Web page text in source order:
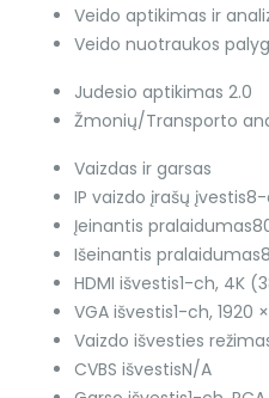
Veido aptikimas ir
Veido nuotraukos
Judesio aptikimas 2.0
Žmonių/Transporto
Vaizdas ir garsas
IP vaizdo įrašų įvestis
Įeinantis pralaidumas
Išeinantis pralaidumas
HDMI išvestis1-ch, 4K
VGA išvestis1-ch, 1920
Vaizdo išvesties
CVBS išvestisN/A